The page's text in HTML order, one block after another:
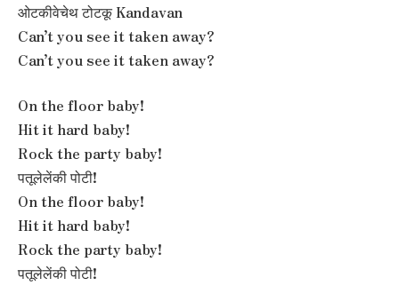
ओटकीवेचेथ टोटकू Kandavan
Can’t you see it taken away?
Can’t you see it taken away?
On the floor baby!
Hit it hard baby!
Rock the party baby!
पतूलेलेंकी पोटी!
On the floor baby!
Hit it hard baby!
Rock the party baby!
पतूलेलेंकी पोटी!